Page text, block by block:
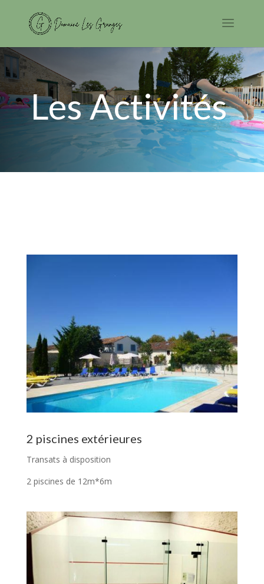
Les Activités
2 piscines extérieures
Transats à disposition
2 piscines de 12m*6m